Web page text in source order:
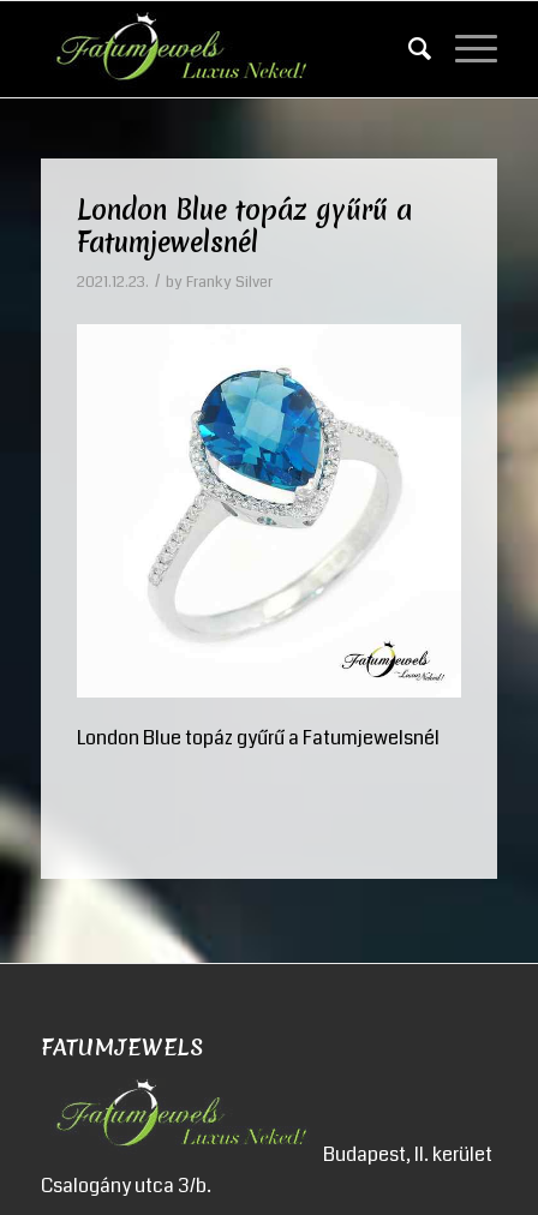
London Blue topáz gyűrű a
Fatumjewelsnél
2021.12.23. / by Franky Silver
London Blue topáz gyűrű a Fatumjewelsnél
FATUMJEWELS
Budapest, II. kerület
Csalogány utca 3/b.